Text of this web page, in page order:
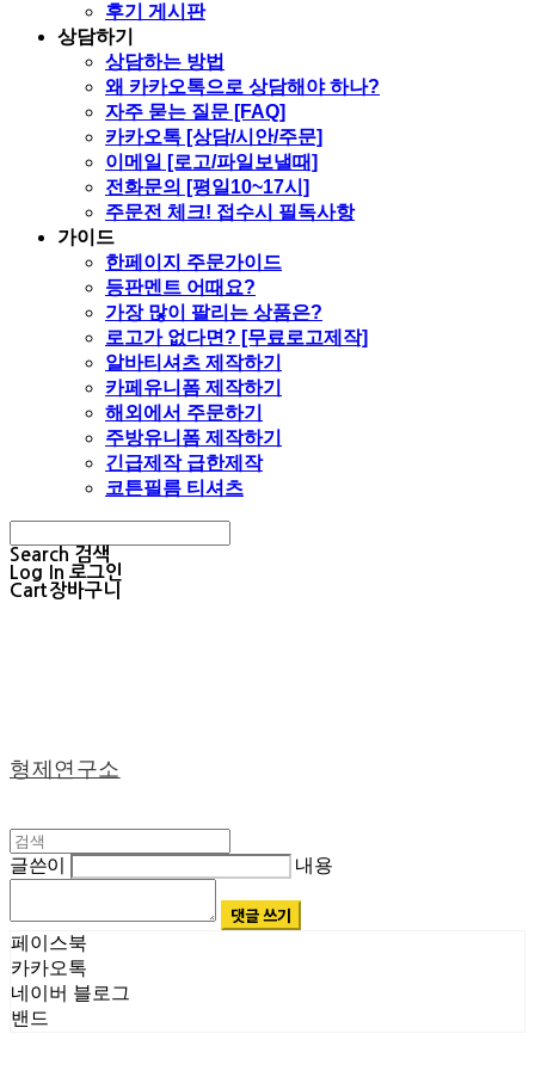
후기 게시판
상담하기
상담하는 방법
왜 카카오톡으로 상담해야 하나?
자주 묻는 질문 [FAQ]
카카오톡 [상담/시안/주문]
이메일 [로고/파일보낼때]
전화문의 [평일10~17시]
주문전 체크! 접수시 필독사항
가이드
한페이지 주문가이드
등판멘트 어때요?
가장 많이 팔리는 상품은?
로고가 없다면? [무료로고제작]
알바티셔츠 제작하기
카페유니폼 제작하기
해외에서 주문하기
주방유니폼 제작하기
긴급제작 급한제작
코튼필름 티셔츠
Search 검색
Log In 로그인
Cart장바구니
형제연구소
글쓴이 내용
댓글 쓰기
페이스북
카카오톡
네이버 블로그
밴드